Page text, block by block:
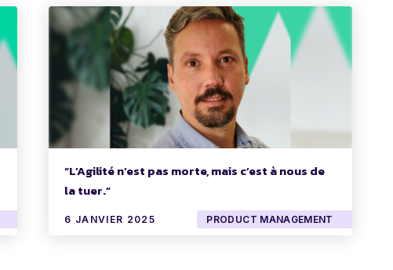
“L’Agilité n’est pas morte, mais c’est à nous de
la tuer.”
6 JANVIER 2025 PRODUCT MANAGEMENT